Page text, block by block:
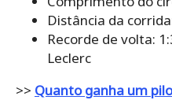
Distância da
Recorde de volta:
Leclerc
>> Quanto ganha um